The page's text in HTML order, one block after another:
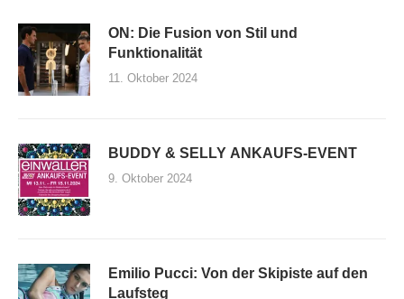
ON: Die Fusion von Stil und
Funktionalität
11. Oktober 2024
BUDDY & SELLY ANKAUFS-EVENT
9. Oktober 2024
Emilio Pucci: Von der Skipiste auf den
Laufsteg